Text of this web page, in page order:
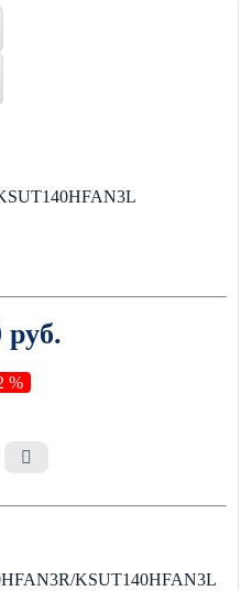
руб.
%
KSUT140HFAN3L